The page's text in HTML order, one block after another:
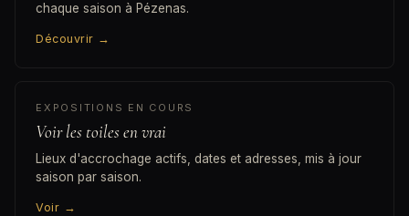
chaque saison à Pézenas.
Découvrir →
EXPOSITIONS EN COURS
Voir les toiles en vrai
Lieux d'accrochage actifs, dates et adresses, mis à jour
saison par saison.
Voir →